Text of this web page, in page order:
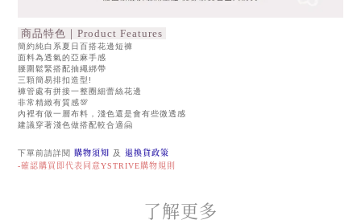
商品特色｜Product Features
簡約純白系夏日百搭花邊短褲
面料為透氣的亞麻手感
腰圍鬆緊搭配抽繩綁帶
三顆簡易排扣造型!
褲管處有拼接一整圈細蕾絲花邊
非常精緻有質感💯
內裡有做一層布料，淺色還是會有些微透感
建議穿著淺色做搭配較合適🤗
下單前請詳閱 購物須知 及 退換貨政策
-確認購買即代表同意YSTRIVE購物規則
了解更多